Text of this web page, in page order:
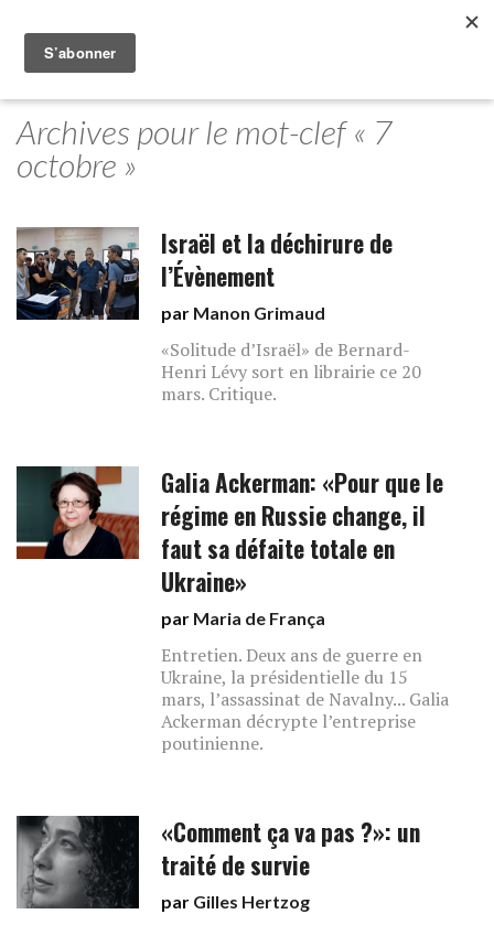
Archives pour le mot-clef « 7
octobre »
Israël et la déchirure de
l’Évènement
par Manon Grimaud
«Solitude d’Israël» de Bernard-
Henri Lévy sort en librairie ce 20
mars. Critique.
Galia Ackerman: «Pour que le
régime en Russie change, il
faut sa défaite totale en
Ukraine»
par Maria de França
Entretien. Deux ans de guerre en
Ukraine, la présidentielle du 15
mars, l’assassinat de Navalny... Galia
Ackerman décrypte l’entreprise
poutinienne.
«Comment ça va pas ?»: un
traité de survie
par Gilles Hertzog